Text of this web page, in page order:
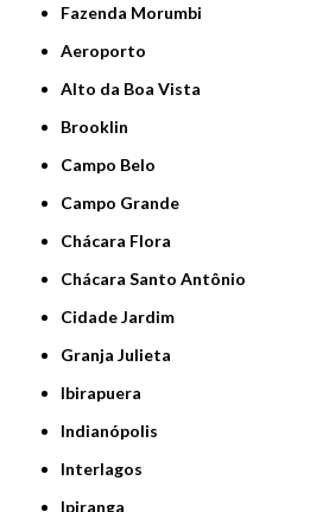
Fazenda Morumbi
Aeroporto
Alto da Boa Vista
Brooklin
Campo Belo
Campo Grande
Chácara Flora
Chácara Santo Antônio
Cidade Jardim
Granja Julieta
Ibirapuera
Indianópolis
Interlagos
Ipiranga